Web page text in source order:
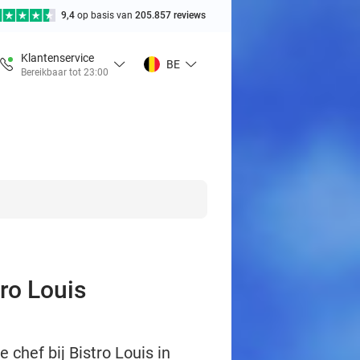
9,4 op basis van 205.857 reviews
Klantenservice
Bereikbaar tot 23:00
BE
Louis
chef bij Bistro Louis in